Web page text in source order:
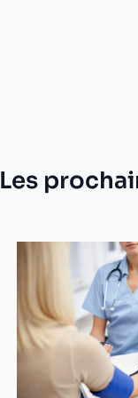
Les